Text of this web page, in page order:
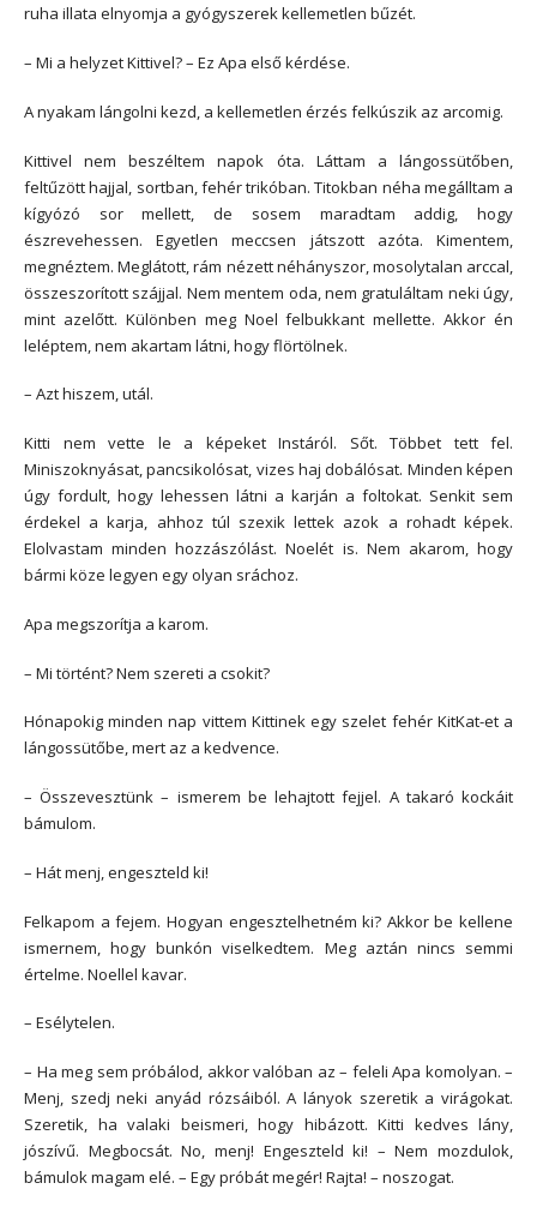
ruha illata elnyomja a gyógyszerek kellemetlen bűzét.
– Mi a helyzet Kittivel? – Ez Apa első kérdése.
A nyakam lángolni kezd, a kellemetlen érzés felkúszik az arcomig.
Kittivel nem beszéltem napok óta. Láttam a lángossütőben,
feltűzött hajjal, sortban, fehér trikóban. Titokban néha megálltam a
kígyózó sor mellett, de sosem maradtam addig, hogy
észrevehessen. Egyetlen meccsen játszott azóta. Kimentem,
megnéztem. Meglátott, rám nézett néhányszor, mosolytalan arccal,
összeszorított szájjal. Nem mentem oda, nem gratuláltam neki úgy,
mint azelőtt. Különben meg Noel felbukkant mellette. Akkor én
leléptem, nem akartam látni, hogy flörtölnek.
– Azt hiszem, utál.
Kitti nem vette le a képeket Instáról. Sőt. Többet tett fel.
Miniszoknyásat, pancsikolósat, vizes haj dobálósat. Minden képen
úgy fordult, hogy lehessen látni a karján a foltokat. Senkit sem
érdekel a karja, ahhoz túl szexik lettek azok a rohadt képek.
Elolvastam minden hozzászólást. Noelét is. Nem akarom, hogy
bármi köze legyen egy olyan sráchoz.
Apa megszorítja a karom.
– Mi történt? Nem szereti a csokit?
Hónapokig minden nap vittem Kittinek egy szelet fehér KitKat-et a
lángossütőbe, mert az a kedvence.
– Összevesztünk – ismerem be lehajtott fejjel. A takaró kockáit
bámulom.
– Hát menj, engeszteld ki!
Felkapom a fejem. Hogyan engesztelhetném ki? Akkor be kellene
ismernem, hogy bunkón viselkedtem. Meg aztán nincs semmi
értelme. Noellel kavar.
– Esélytelen.
– Ha meg sem próbálod, akkor valóban az – feleli Apa komolyan. –
Menj, szedj neki anyád rózsáiból. A lányok szeretik a virágokat.
Szeretik, ha valaki beismeri, hogy hibázott. Kitti kedves lány,
jószívű. Megbocsát. No, menj! Engeszteld ki! – Nem mozdulok,
bámulok magam elé. – Egy próbát megér! Rajta! – noszogat.